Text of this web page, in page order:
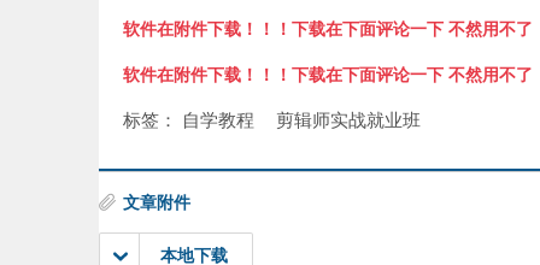
软件在附件下载！！！下载在下面评论一下 不然用不了
软件在附件下载！！！下载在下面评论一下 不然用不了
标签： 自学教程 剪辑师实战就业班
文章附件
本地下载